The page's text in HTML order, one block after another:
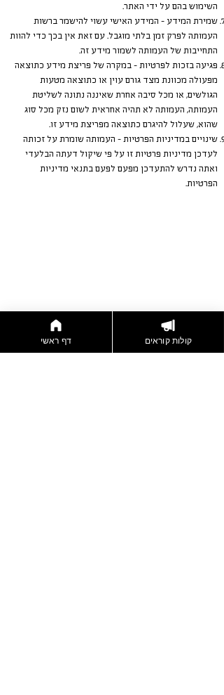
השימוש בהם על ידי האתר.
שמירת המידע – המידע האישי עשוי להישמר ברשות
העמותה לפרק זמן בלתי מוגבל. עם זאת אין בכך כדי להוות
התחייבות של העמותה לשמור מידע זה.
פגיעה בזכות לפרטיות – במקרה של פריצת מידע כתוצאה
מפעולה מכוונת מצד גורם עוין או כתוצאה מטעות
הגולשים, או מכל סיבה אחרת שאיננה נתונה לשליטת
העמותה, העמותה לא תהיה אחראית לשום נזק מכל סוג
שהוא, שעלול להיגרם כתוצאה מפריצת מידע זו.
שינויים במדיניות הפרטיות – העמותה שומרת על זכותה
לעדכן מדיניות פרטיות זו על פי שיקול דעתה הבלעדי
ואתה נדרש להתעדכן מפעם לפעם בתנאי מדיניות
הפרטיות.
דף ראשי קולות קוראים